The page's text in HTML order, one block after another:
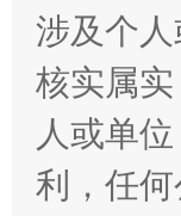
网上购
涉及个
核实属
人或单
利，任